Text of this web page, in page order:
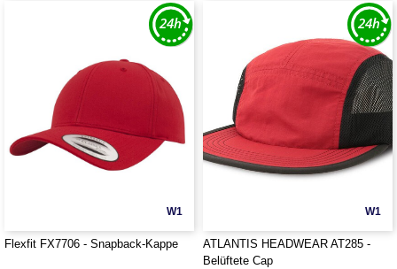
W1
Flexfit FX7706 - Snapback-Kappe
W1
ATLANTIS HEADWEAR AT285 -
Belüftete Cap